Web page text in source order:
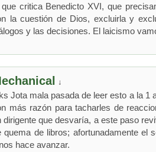
que critica Benedicto XVI, que
la cuestión de Dios, excluirla y
y las decisiones. El laicismo
↓
Jota mala pasada de leer esto a la 1
más razón para tacharles de
dirigente que desvaría, a este paso
quema de libros; afortunadamente el
hace avanzar.